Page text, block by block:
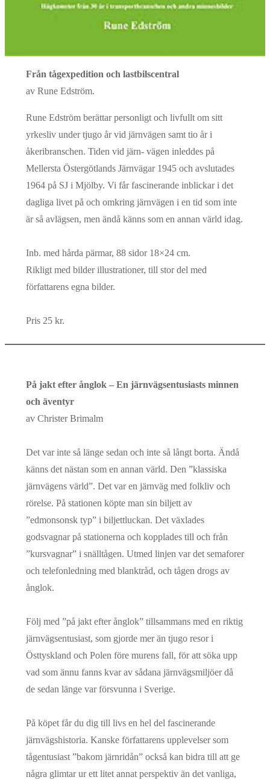
Från tågexpedition och lastbilscentral
av Rune Edström.
Rune Edström berättar personligt och livfullt om sitt
yrkesliv under tjugo år vid järnvägen samt tio år i
åkeribranschen. Tiden vid järn- vägen inleddes på
Mellersta Östergötlands Järnvägar 1945 och avslutades
1964 på SJ i Mjölby. Vi får fascinerande inblickar i det
dagliga livet på och omkring järnvägen i en tid som inte
är så avlägsen, men ändå känns som en annan värld idag.
Inb. med hårda pärmar, 88 sidor 18×24 cm.
Rikligt med bilder illustrationer, till stor del med
författarens egna bilder.
Pris 25 kr.
På jakt efter ånglok – En järnvägsentusiasts minnen
och äventyr
av Christer Brimalm
Det var inte så länge sedan och inte så långt borta. Ändå
känns det nästan som en annan värld. Den ”klassiska
järnvägens värld”. Det var en järnväg med folkliv och
rörelse. På stationen köpte man sin biljett av
”edmonsonsk typ” i biljettluckan. Det växlades
godsvagnar på stationerna och kopplades till och från
”kursvagnar” i snälltågen. Utmed linjen var det semaforer
och telefonledning med blanktråd, och tågen drogs av
ånglok.
Följ med ”på jakt efter ånglok” tillsammans med en riktig
järnvägsentusiast, som gjorde mer än tjugo resor i
Östtyskland och Polen före murens fall, för att söka upp
vad som ännu fanns kvar av sådana järnvägsmiljöer då
de sedan länge var försvunna i Sverige.
På köpet får du dig till livs en hel del fascinerande
järnvägshistoria. Kanske författarens upplevelser som
tågentusiast ”bakom järnridån” också kan bidra till att ge
några glimtar ur ett litet annat perspektiv än det vanliga,